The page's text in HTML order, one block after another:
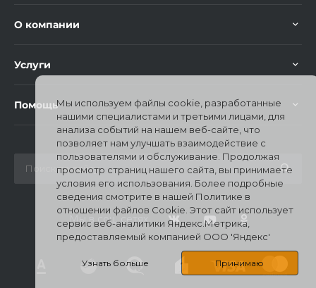
О компании
Услуги
Помощь
Мы в соц. сетях
Мы используем файлы cookie, разработанные
нашими специалистами и третьими лицами, для
анализа событий на нашем веб-сайте, что
позволяет нам улучшать взаимодействие с
пользователями и обслуживание. Продолжая
просмотр страниц нашего сайта, вы принимаете
условия его использования. Более подробные
сведения смотрите в нашей Политике в
отношении файлов Cookie. Этот сайт использует
сервис веб-аналитики Яндекс.Метрика,
предоставляемый компанией ООО 'Яндекс'
Узнать больше Принимаю